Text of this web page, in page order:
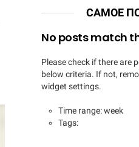
САМОЕ
No posts match
Please check if there are
below criteria. If not,
widget settings.
Time range: week
Tags: